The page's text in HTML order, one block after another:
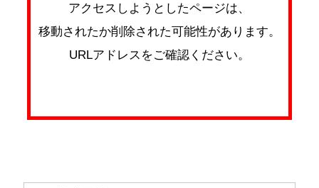
アクセスしようとしたページは、
移動されたか削除された可能性があります。
URLアドレスをご確認ください。